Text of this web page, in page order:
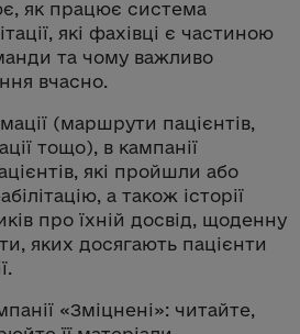
як працює система
які фахівці є частиною
та чому важливо
вчасно.
(маршрути пацієнтів,
тощо), в кампанії
які пройшли або
а також історії
про їхній досвід, щоденну
яких досягають пацієнти
«Зміцнені»: читайте,